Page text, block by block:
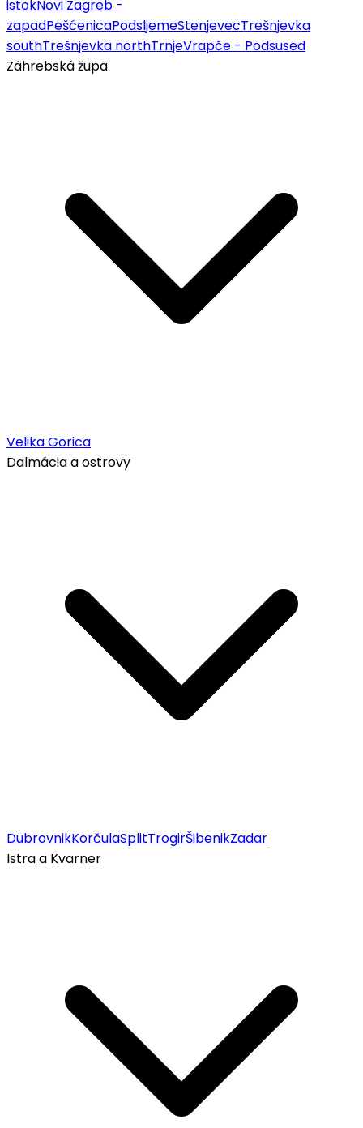
istokNovi Zagreb -
zapadPešćenicaPodsljemeStenjevecTrešnjevka
southTrešnjevka northTrnjeVrapče - Podsused
Záhrebská župa
Velika Gorica
Dalmácia a ostrovy
DubrovnikKorčulaSplitTrogirŠibenikZadar
Istra a Kvarner